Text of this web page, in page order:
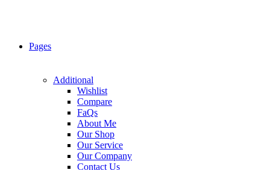
Pages
Additional
Wishlist
Compare
FaQs
About Me
Our Shop
Our Service
Our Company
Contact Us